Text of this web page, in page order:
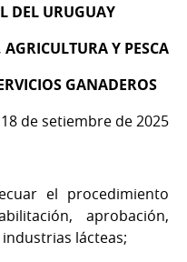
DEL URUGUAY
Y PESCA
GANADEROS
de setiembre de 2025
el procedimiento
aprobación,
lácteas;